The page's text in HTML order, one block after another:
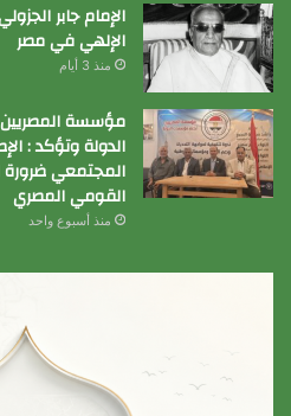
الإمام جابر
الإلهي في مصر
منذ 3 أيام
مؤسسة
الدولة وتؤكد :
المجتمعي ضرورة
القومي المصري
منذ أسبوع واحد